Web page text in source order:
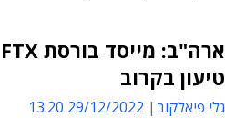
טיעון בקרוב
גלי פיאלקוב 29/12/2022 13:20